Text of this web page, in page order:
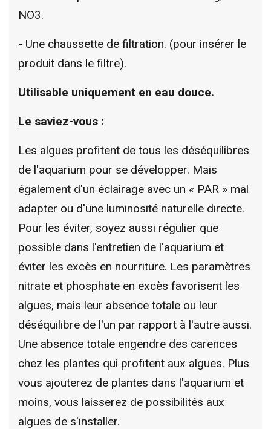
NO3.
- Une chaussette de filtration. (pour insérer le
produit dans le filtre).
Utilisable uniquement en eau douce.
Le saviez-vous :
Les algues profitent de tous les déséquilibres
de l'aquarium pour se développer. Mais
également d'un éclairage avec un « PAR » mal
adapter ou d'une luminosité naturelle directe.
Pour les éviter, soyez aussi régulier que
possible dans l'entretien de l'aquarium et
éviter les excès en nourriture. Les paramètres
nitrate et phosphate en excès favorisent les
algues, mais leur absence totale ou leur
déséquilibre de l'un par rapport à l'autre aussi.
Une absence totale engendre des carences
chez les plantes qui profitent aux algues. Plus
vous ajouterez de plantes dans l'aquarium et
moins, vous laisserez de possibilités aux
algues de s'installer.